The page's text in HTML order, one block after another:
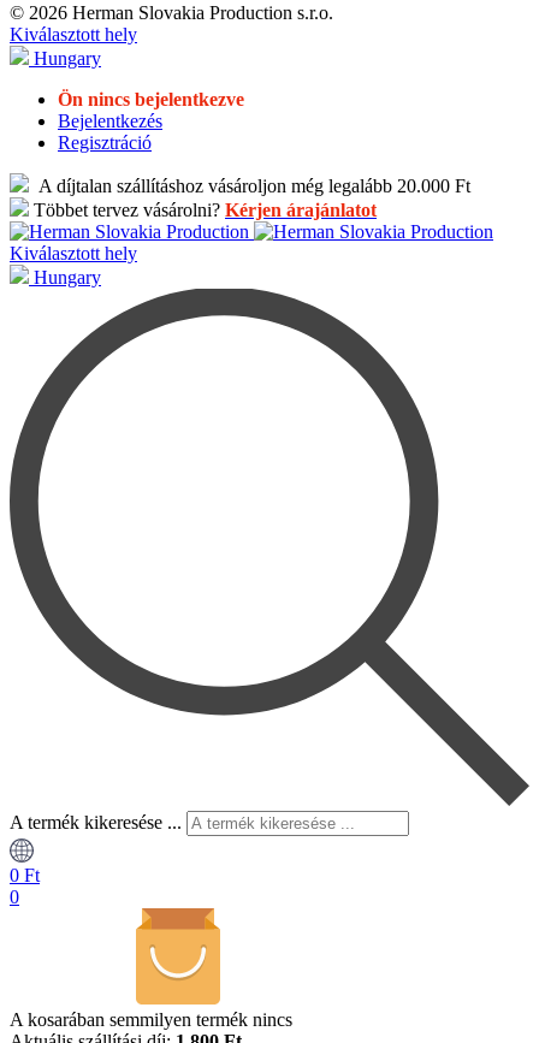
© 2026 Herman Slovakia Production s.r.o.
Kiválasztott hely
Hungary
Ön nincs bejelentkezve
Bejelentkezés
Regisztráció
A díjtalan szállításhoz vásároljon még legalább 20.000 Ft
Többet tervez vásárolni? Kérjen árajánlatot
Kiválasztott hely
Hungary
A termék kikeresése ...
0 Ft
0
A kosarában semmilyen termék nincs